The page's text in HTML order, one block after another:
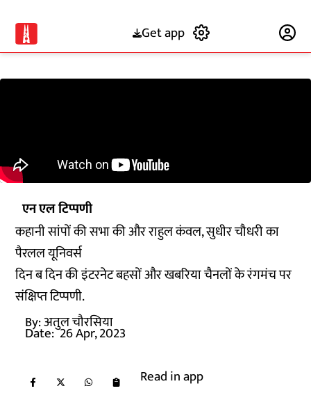
Get app
एन एल टिप्पणी
कहानी सांपों की सभा की और राहुल कंवल, सुधीर चौधरी का
पैरलल यूनिवर्स
दिन ब दिन की इंटरनेट बहसों और खबरिया चैनलों के रंगमंच पर
संक्षिप्त टिप्पणी.
By:अतुल चौरसिया
Date: 26 Apr, 2023
Read in app